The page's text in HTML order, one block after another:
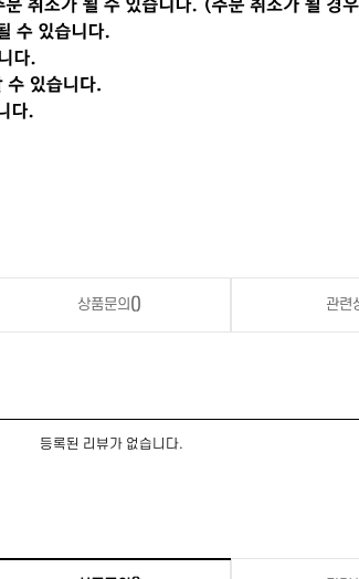
상품문의 () 관련
등록된 리뷰가 없습니다.